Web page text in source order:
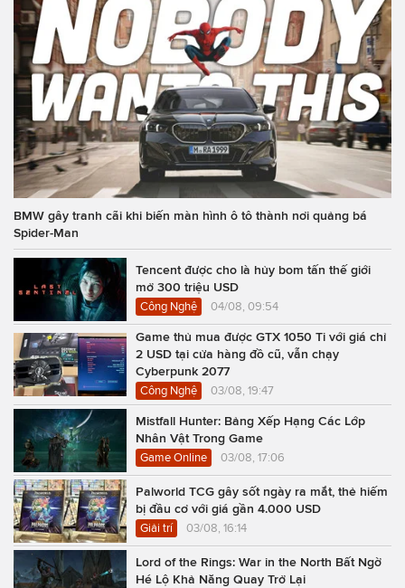
BMW gây tranh cãi khi biến màn hình ô tô thành nơi quảng bá
Spider-Man
Tencent được cho là hủy bom tấn thế giới
mở 300 triệu USD
Công Nghệ 04/08, 09:54
Game thủ mua được GTX 1050 Ti với giá chỉ
2 USD tại cửa hàng đồ cũ, vẫn chạy
Cyberpunk 2077
Công Nghệ 03/08, 19:47
Mistfall Hunter: Bảng Xếp Hạng Các Lớp
Nhân Vật Trong Game
Game Online 03/08, 17:06
Palworld TCG gây sốt ngày ra mắt, thẻ hiếm
bị đầu cơ với giá gần 4.000 USD
Giải trí 03/08, 16:14
Lord of the Rings: War in the North Bất Ngờ
Hé Lộ Khả Năng Quay Trở Lại